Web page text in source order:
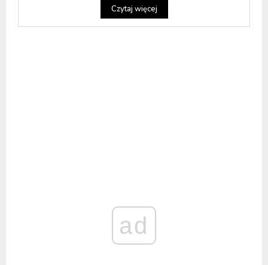
Czytaj więcej
ad